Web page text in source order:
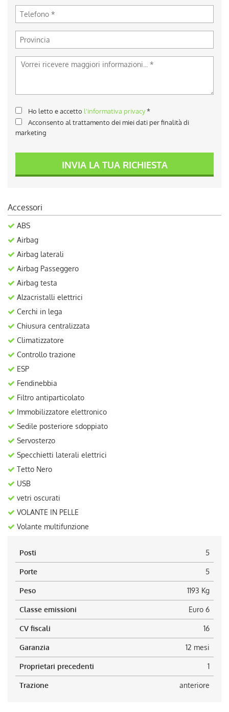
Ho letto e accetto l'informativa privacy*
Acconsento al trattamento dei miei dati per finalità di
marketing
INVIA LA TUA RICHIESTA
Accessori
ABS
Airbag
Airbag laterali
Airbag Passeggero
Airbag testa
Alzacristalli elettrici
Cerchi in lega
Chiusura centralizzata
Climatizzatore
Controllo trazione
ESP
Fendinebbia
Filtro antiparticolato
Immobilizzatore elettronico
Sedile posteriore sdoppiato
Servosterzo
Specchietti laterali elettrici
Tetto Nero
USB
vetri oscurati
VOLANTE IN PELLE
Volante multifunzione
Posti 5
Porte 5
Peso 1193 Kg
Classe emissioni Euro 6
CV fiscali 16
Garanzia 12 mesi
Proprietari precedenti 1
Trazione anteriore